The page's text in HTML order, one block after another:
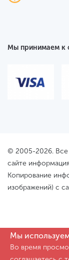
Мы принимаем к
© 2005-2026. Все
сайте
Копирование
изображений) с
Мы
Во время